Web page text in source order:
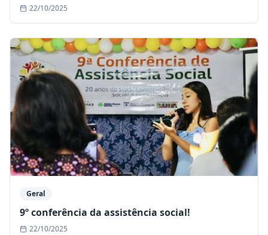
22/10/2025
Geral
9º conferência da assistência social!
22/10/2025